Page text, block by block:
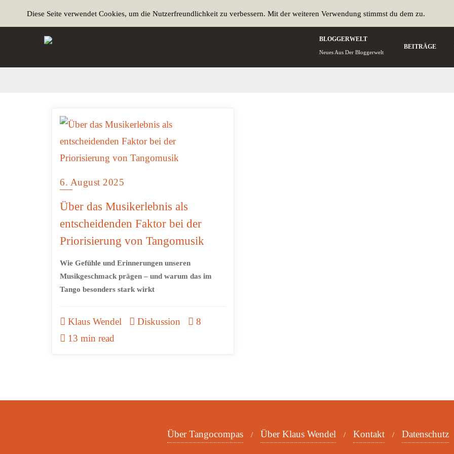
BLOGGERWELT
Neues Aus Der Bloggerwelt
BEITRÄGE
6. August 2025
Über das Musikerlebnis als
entscheidenden Faktor bei der
Priorisierung von Tangomusik
Wie Gefühle und Erinnerungen unseren
Musikgeschmack prägen – und warum das im
Tango besonders stark wirkt
Klaus Wendel Diskussion
8
13 min read
Über Tangocompas Über Klaus Wendel Kontakt Datenschutz
Diese Seite verwendet Cookies, um die Nutzerfreundlichkeit zu verbessern. Mit der weiteren Verwendung stimmst du dem zu.